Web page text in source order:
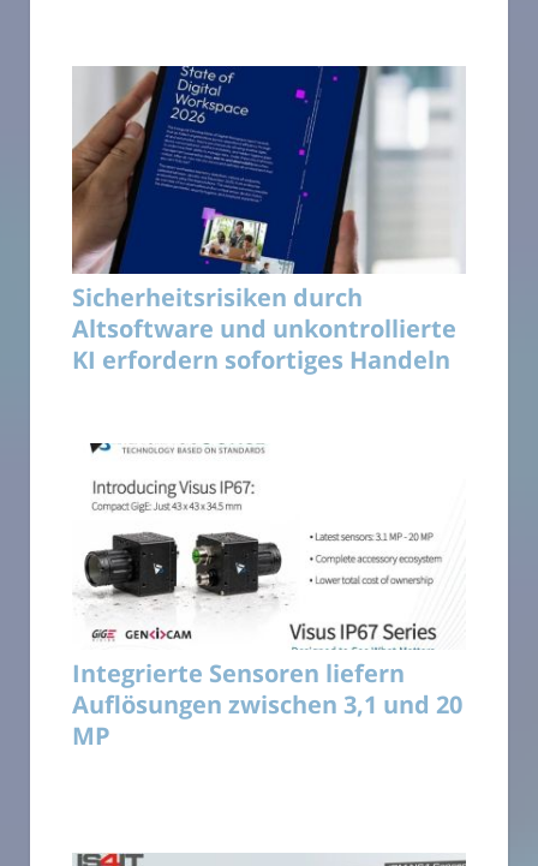
Sicherheitsrisiken durch
Altsoftware und unkontrollierte
KI erfordern sofortiges Handeln
Integrierte Sensoren liefern
Auflösungen zwischen 3,1 und 20
MP